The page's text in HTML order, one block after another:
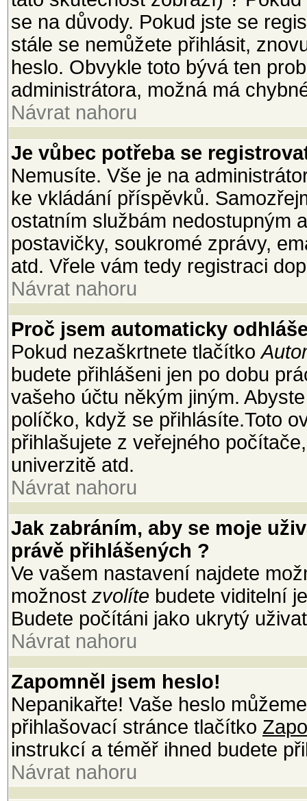
se na důvody. Pokud jste se
stále se nemůžete přihlásit,
heslo. Obvykle toto bývá ten
administrátora, možná má
Návrat nahoru
Je vůbec potřeba se
Nemusíte. Vše je na
ke vkládání příspěvků.
ostatním službám nedostupným
postavičky, soukromé zprávy,
atd. Vřele vám tedy registraci
Návrat nahoru
Proč jsem automaticky
Pokud nezaškrtnete tlačítko
budete přihlášeni jen po dobu
vašeho účtu někým jiným.
políčko, když se přihlásíte.Toto
přihlašujete z veřejného
univerzitě atd.
Návrat nahoru
Jak zabráním, aby se moje
právě přihlášených ?
Ve vašem nastavení najdete
možnost zvolíte budete viditelní
Budete počítáni jako ukrytý
Návrat nahoru
Zapomněl jsem heslo!
Nepanikařte! Vaše heslo
přihlašovací stránce tlačítko
instrukcí a téměř ihned budete
Návrat nahoru